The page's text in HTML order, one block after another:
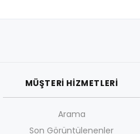
MÜŞTERİ HİZMETLERİ
Arama
Son Görüntülenenler